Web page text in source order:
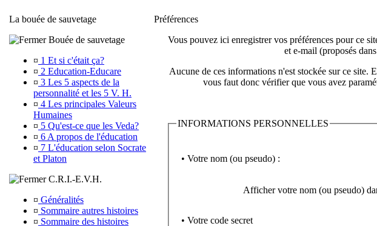
La bouée de sauvetage
Bouée de sauvetage
¤ 1 Et si c'était ça?
¤ 2 Education-Educare
¤ 3 Les 5 aspects de la
personnalité et les 5 V. H.
¤ 4 Les principales Valeurs
Humaines
¤ 5 Qu'est-ce que les Veda?
¤ 6 A propos de l'éducation
¤ 7 L'éducation selon Socrate
et Platon
C.R.I.-E.V.H.
¤ Généralités
¤ Sommaire autres histoires
¤ Sommaire des histoires
Préférences
Vous pouvez ici enregistrer vos préférences pour ce
et e-mail (proposés
Aucune de ces informations n'est stockée sur ce
vous faut donc vérifier que vous avez
INFORMATIONS PERSONNELLES
• Votre nom (ou pseudo) :
Afficher votre nom (ou pseudo)
• Votre code secret